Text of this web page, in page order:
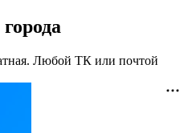
Любой ТК или почтой